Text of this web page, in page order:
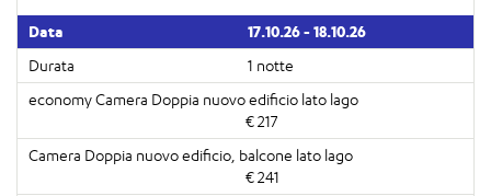
17.10.26 - 18.10.26
1 notte
€ 217
€ 241